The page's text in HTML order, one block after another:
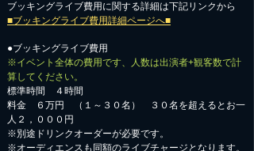
ブッキングライブ費用に関する詳細は下記リンクから
■ブッキングライブ費用詳細ページへ■
●ブッキングライブ費用
※イベント全体の費用です、人数は出演者+観客数で計
算してください。
標準時間 ４時間
料金 ６万円 （１～３０名） ３０名を超えるとお一
人２，０００円
※別途ドリンクオーダーが必要です。
※オーディエンスも同額のライブチャージとなります。